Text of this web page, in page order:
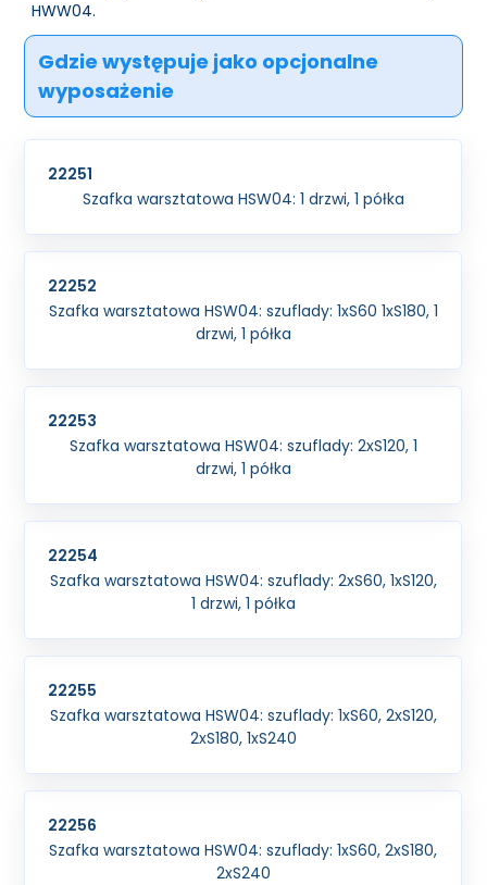
HWW04.
Gdzie występuje jako opcjonalne
wyposażenie
22251
Szafka warsztatowa HSW04: 1 drzwi, 1 półka
22252
Szafka warsztatowa HSW04: szuflady: 1xS60 1xS180, 1
drzwi, 1 półka
22253
Szafka warsztatowa HSW04: szuflady: 2xS120, 1
drzwi, 1 półka
22254
Szafka warsztatowa HSW04: szuflady: 2xS60, 1xS120,
1 drzwi, 1 półka
22255
Szafka warsztatowa HSW04: szuflady: 1xS60, 2xS120,
2xS180, 1xS240
22256
Szafka warsztatowa HSW04: szuflady: 1xS60, 2xS180,
2xS240